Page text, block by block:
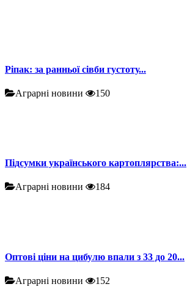
Ріпак: за ранньої сівби густоту...
Аграрні новини 150
Підсумки українського картоплярства:...
Аграрні новини 184
Оптові ціни на цибулю впали з 33 до 20...
Аграрні новини 152